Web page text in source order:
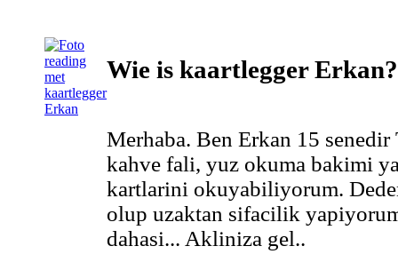
Wie is kaartlegger Erkan?
Merhaba. Ben Erkan 15
kahve fali, yuz okuma bakimi
kartlarini okuyabiliyorum.
olup uzaktan sifacilik
dahasi... Akliniza gel..